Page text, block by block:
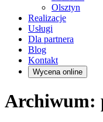
Olsztyn
Realizacje
Usługi
Dla partnera
Blog
Kontakt
Wycena online
Archiwum: